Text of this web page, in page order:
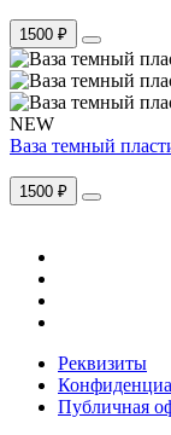
1500 ₽
NEW
Ваза темный
1500 ₽
Реквизиты
Публичная